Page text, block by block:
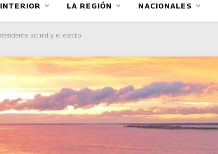
INTERIOR LA REGIÓN NACIONALES
actual y el electo